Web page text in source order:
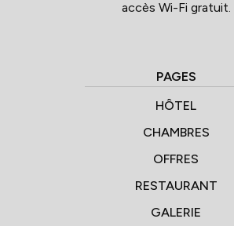
accès Wi-Fi gratuit.
PAGES
HÔTEL
CHAMBRES
OFFRES
RESTAURANT
GALERIE